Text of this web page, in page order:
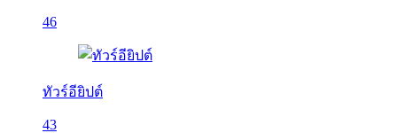
46
ทัวร์อียิปต์
43